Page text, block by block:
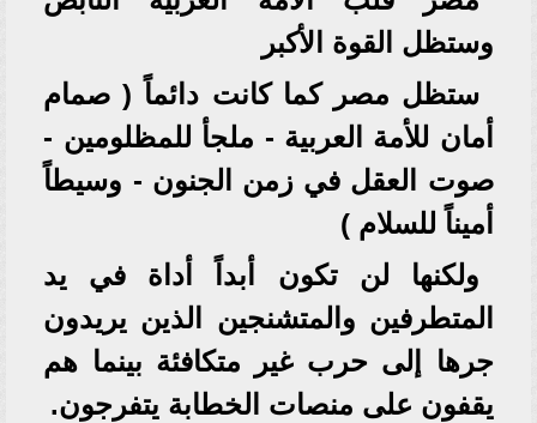
وستظل القوة الأكبر
ستظل مصر كما كانت دائماً ( صمام
أمان للأمة العربية - ملجأ للمظلومين -
صوت العقل في زمن الجنون - وسيطاً
أميناً للسلام )
ولكنها لن تكون أبداً أداة في يد
المتطرفين والمتشنجين الذين يريدون
جرها إلى حرب غير متكافئة بينما هم
يقفون على منصات الخطابة يتفرجون.